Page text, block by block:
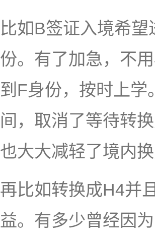
比如B签证入境希
份。有了加急，不
到F身份，按时上学
间，取消了等待转
也大大减轻了境内
再比如转换成H4并
益。有多少曾经因